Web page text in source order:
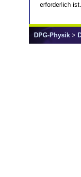
erforderlich ist.
DPG-Physik >